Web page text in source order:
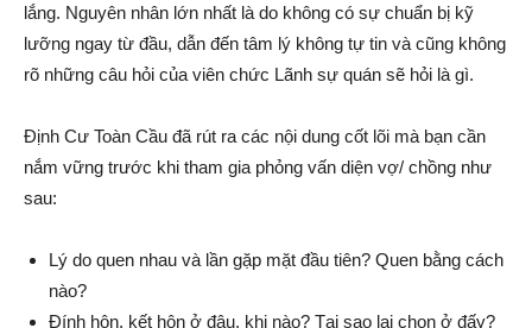
lắng. Nguyên nhân lớn nhất là do không có sự chuẩn bị kỹ
lưỡng ngay từ đầu, dẫn đến tâm lý không tự tin và cũng không
rõ những câu hỏi của viên chức Lãnh sự quán sẽ hỏi là gì.
Định Cư Toàn Cầu đã rút ra các nội dung cốt lõi mà bạn cần
nắm vững trước khi tham gia phỏng vấn diện vợ/ chồng như
sau:
Lý do quen nhau và lần gặp mặt đầu tiên? Quen bằng cách
nào?
Đính hôn, kết hôn ở đâu, khi nào? Tại sao lại chọn ở đấy?